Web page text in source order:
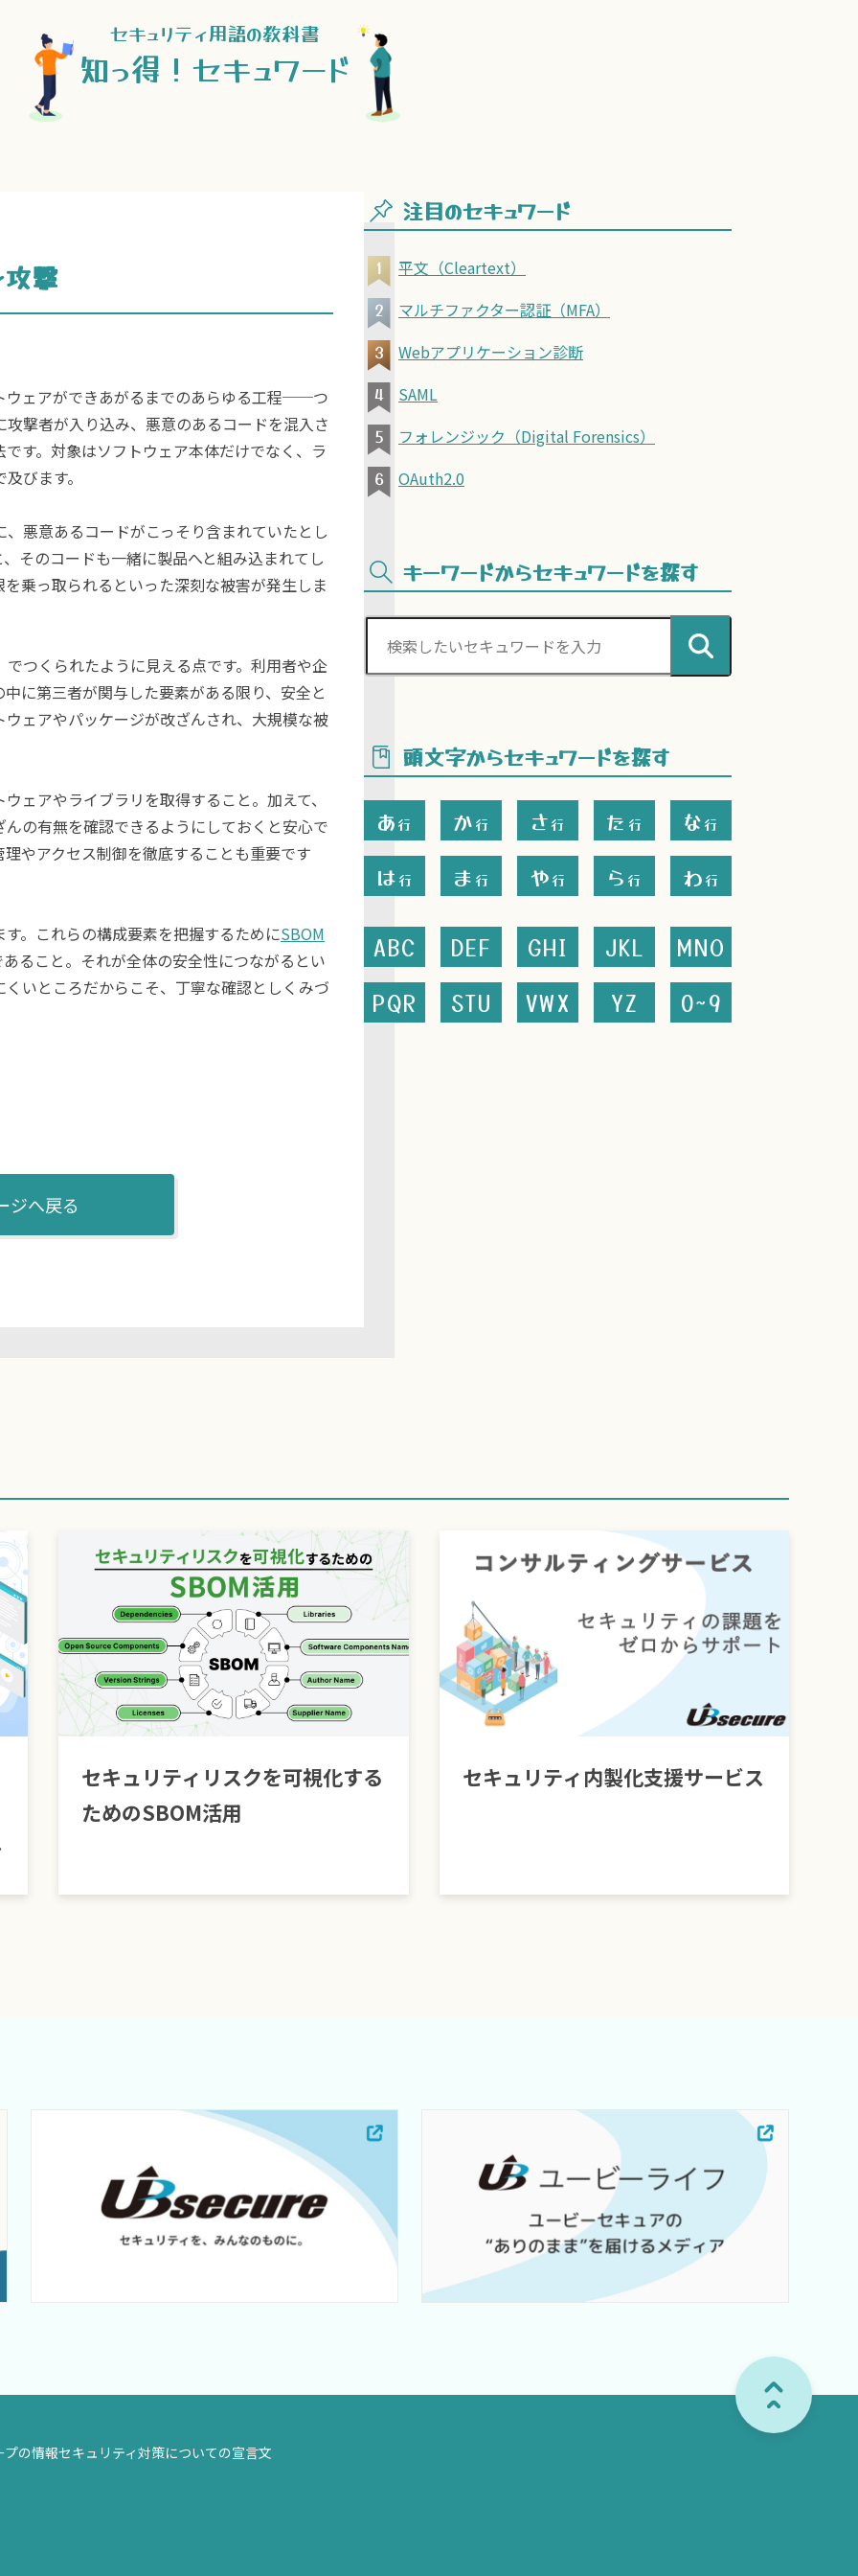
セキュリティ用語の教科書
知っ得！セキュワード
攻撃
ウェアができあがるまでのあらゆる工程──つ
撃者が入り込み、悪意のあるコードを混入さ
す。対象はソフトウェア本体だけでなく、ラ
びます。
悪意あるコードがこっそり含まれていたとし
そのコードも一緒に製品へと組み込まれてし
乗っ取られるといった深刻な被害が発生しま
つくられたように見える点です。利用者や企
に第三者が関与した要素がある限り、安全と
ェアやパッケージが改ざんされ、大規模な被
ェアやライブラリを取得すること。加えて、
の有無を確認できるようにしておくと安心で
やアクセス制御を徹底することも重要です
。これらの構成要素を把握するためにSBOM
ること。それが全体の安全性につながるとい
いところだからこそ、丁寧な確認としくみづ
ジへ戻る
注目のセキュワード
平文（Cleartext）
マルチファクター認証（MFA）
Webアプリケーション診断
SAML
フォレンジック（Digital Forensics）
OAuth2.0
キーワードからセキュワードを探す
頭文字からセキュワードを探す
あ 行 か 行 さ 行 た 行 な 行
は 行 ま 行 や 行 ら 行 わ 行
ABC DEF GHI JKL
MNO
PQR
STU VWX YZ 0~9
セキュリティリスクを可視化する
ためのSBOM活用
セキュリティ内製化支援サービス
プの情報セキュリティ対策についての宣言文